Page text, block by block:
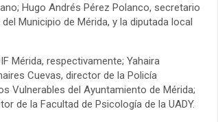
Hugo Andrés Pérez Polanco, secretario
Municipio de Mérida, y la diputada local
Mérida, respectivamente; Yahaira
Cuevas, director de la Policía
Vulnerables del Ayuntamiento de Mérida;
de la Facultad de Psicología de la UADY.